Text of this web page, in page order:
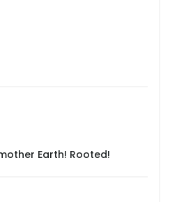
Earth! Rooted!